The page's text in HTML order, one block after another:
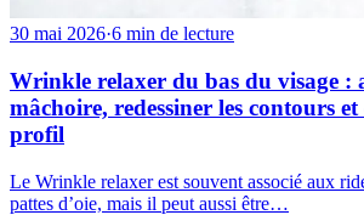
30 mai 2026·6 min de lecture
Wrinkle relaxer du bas du visage :
mâchoire, redessiner les contours
profil
Le Wrinkle relaxer est souvent associé aux
pattes d’oie, mais il peut aussi être…